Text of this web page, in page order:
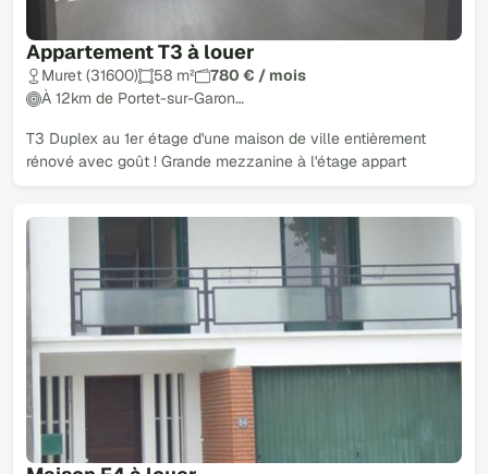
Appartement T3 à louer
Muret (31600) 58 m²
780 € / mois
À 12km de Portet-sur-Garon…
T3 Duplex au 1er étage d'une maison de ville entièrement
rénové avec goût ! Grande mezzanine à l'étage appart